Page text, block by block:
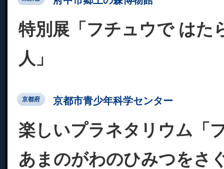
特別展「フチュウで はた
人」
京都府 京都市青少年科学センター
楽しいプラネタリウム
あまのがわのひみつをさ